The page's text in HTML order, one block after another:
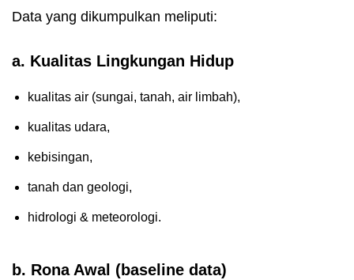
Data yang dikumpulkan meliputi:
a. Kualitas Lingkungan Hidup
kualitas air (sungai, tanah, air limbah),
kualitas udara,
kebisingan,
tanah dan geologi,
hidrologi & meteorologi.
b. Rona Awal (baseline data)